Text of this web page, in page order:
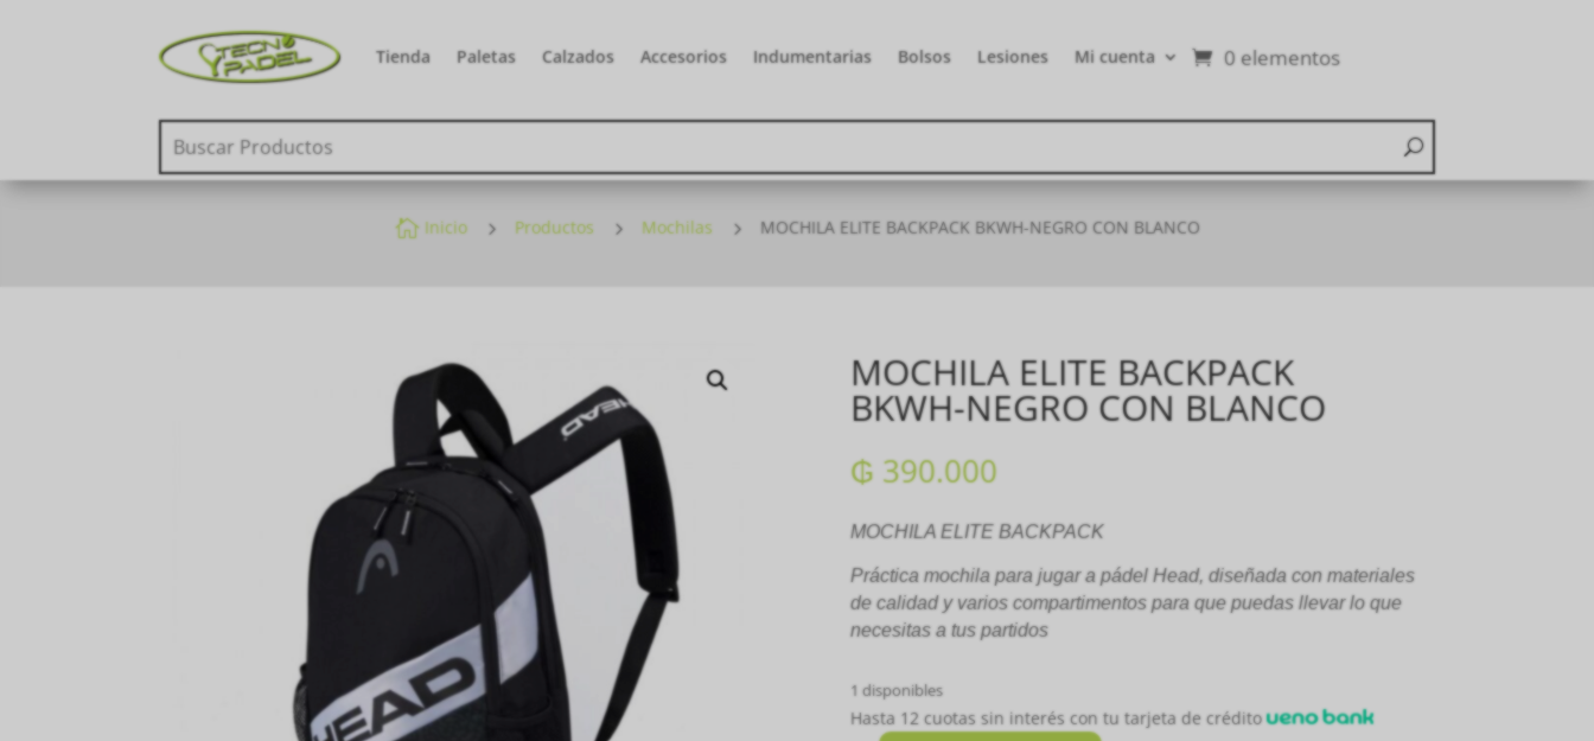
Tienda Paletas Calzados Accesorios Indumentarias Bolsos Lesiones Mi cuenta 0 elementos
 Inicio 5 Productos 5 Mochilas 5 MOCHILA ELITE BACKPACK BKWH-NEGRO CON BLANCO
MOCHILA ELITE BACKPACK
BKWH-NEGRO CON BLANCO
₲ 390.000
MOCHILA ELITE BACKPACK
Práctica mochila para jugar a pádel Head, diseñada con materiales
de calidad y varios compartimentos para que puedas llevar lo que
necesitas a tus partidos
1 disponibles
Hasta 12 cuotas sin interés con tu tarjeta de crédito